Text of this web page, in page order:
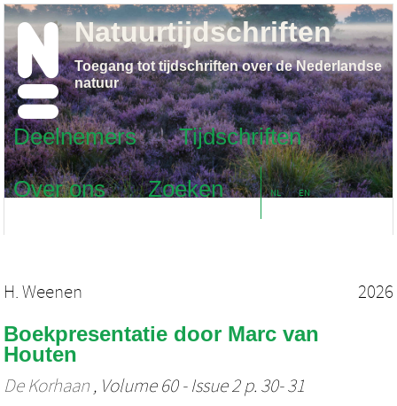
Deelnemers
Tijdschriften
Over ons
Zoeken NL EN
Natuurtijdschriften
Toegang tot tijdschriften over de Nederlandse
natuur
H. Weenen 2026
Boekpresentatie door Marc van
Houten
De Korhaan , Volume 60 - Issue 2 p. 30- 31